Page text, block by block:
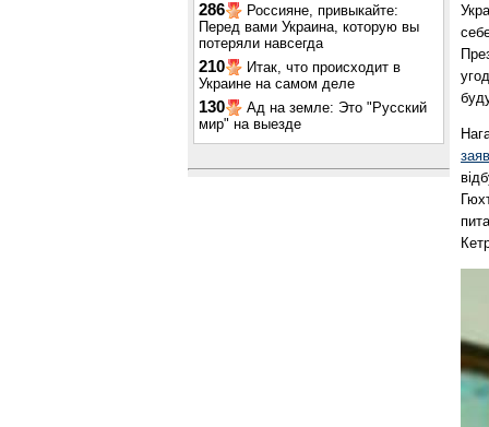
286
Россияне, привыкайте:
Перед вами Украина, которую вы
потеряли навсегда
210
Итак, что происходит в
Украине на самом деле
130
Ад на земле: Это "Русский
мир" на выезде